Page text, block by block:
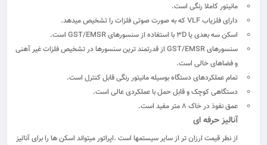
مانیتور کاملا رنگی است.
دارای فلزیاب VLF که به صورت صوتی فلزات را تشخیص میدهد.
اسکن سه بعدی یا ۳D با استفاده از سنسورهای GST/EMSR است.
سنسورهای GST/EMSR از قدرتمند ترین سنسورها در تشخیص فلزات غیر آهنی
و فضاهای خالی است.
تمام عملکردهای دستگاه بوسیله مانیتور رنگی قابل کنترل است.
دستگاهی کوچک و قابل حمل با عملکردی عالی است.
عمق نفوذ در خاک ۸ متر مفید است.
آنالیز حرفه ای
از نطر قیمت ارزان تر از سایر سیستمها است .اپراتور میتواند اسکن ها را برای آنالیز